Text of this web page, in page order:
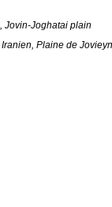
Jovin-Joghatai plain
Plaine de